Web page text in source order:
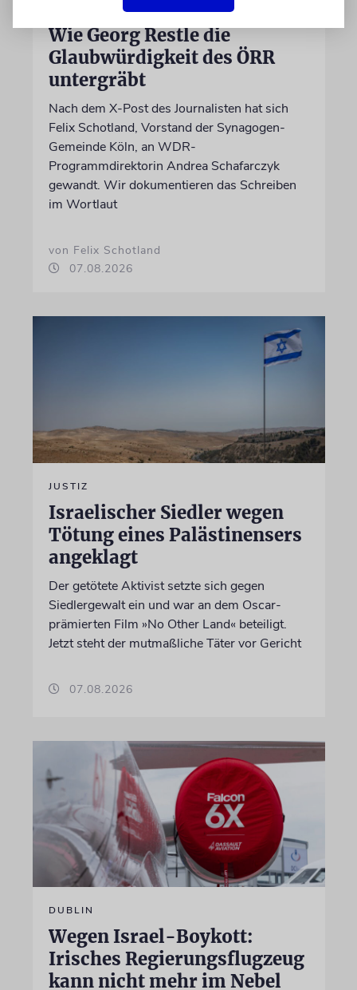
Wie Georg Restle die
Glaubwürdigkeit des ÖRR
untergräbt
Nach dem X-Post des Journalisten hat sich
Felix Schotland, Vorstand der Synagogen-
Gemeinde Köln, an WDR-
Programmdirektorin Andrea Schafarczyk
gewandt. Wir dokumentieren das Schreiben
im Wortlaut
von Felix Schotland
07.08.2026
JUSTIZ
Israelischer Siedler wegen
Tötung eines Palästinensers
angeklagt
Der getötete Aktivist setzte sich gegen
Siedlergewalt ein und war an dem Oscar-
prämierten Film »No Other Land« beteiligt.
Jetzt steht der mutmaßliche Täter vor Gericht
07.08.2026
DUBLIN
Wegen Israel-Boykott:
Irisches Regierungsflugzeug
kann nicht mehr im Nebel